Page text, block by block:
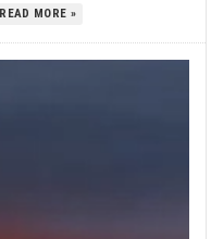
READ MORE »